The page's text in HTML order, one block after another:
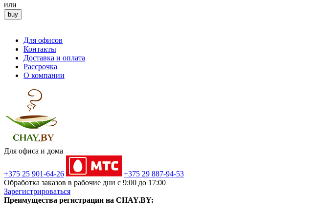
или
Для офисов
Контакты
Доставка и оплата
Рассрочка
О компании
Для офиса и дома
+375 25 901-64-26
+375 29 887-94-53
Обработка заказов в рабочие дни с 9:00 до 17:00
Зарегистрироваться
Преимущества регистрации на CHAY.BY: